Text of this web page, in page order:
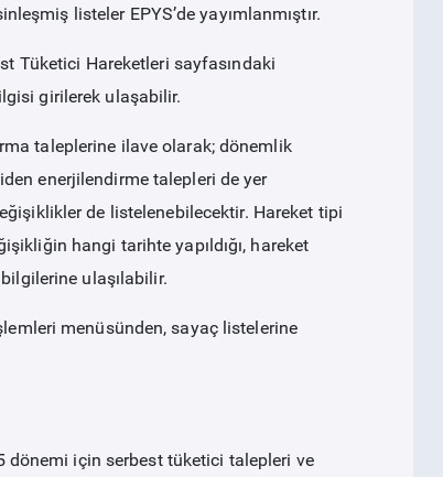
listeler EPYS’de yayımlanmıştır.
Tüketici Hareketleri sayfasındaki
girilerek ulaşabilir.
taleplerine ilave olarak; dönemlik
enerjilendirme talepleri de yer
de listelenebilecektir. Hareket tipi
hangi tarihte yapıldığı, hareket
ulaşılabilir.
menüsünden, sayaç listelerine
dönemi için serbest tüketici talepleri ve